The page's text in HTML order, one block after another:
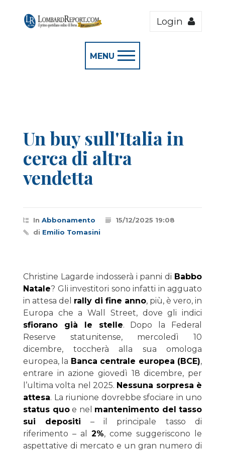
Login
MENU
Un buy sull'Italia in
cerca di altra
vendetta
In Abbonamento
15/12/2025 19:08
di Emilio Tomasini
Christine Lagarde indosserà i panni di Babbo
Natale? Gli investitori sono infatti in agguato
in attesa del rally di fine anno, più, è vero, in
Europa che a Wall Street, dove gli indici
sfiorano già le stelle. Dopo la Federal
Reserve statunitense, mercoledì 10
dicembre, toccherà alla sua omologa
europea, la Banca centrale europea (BCE),
entrare in azione giovedì 18 dicembre, per
l’ultima volta nel 2025. Nessuna sorpresa è
attesa. La riunione dovrebbe sfociare in uno
status quoe nel mantenimento del tasso
sui depositi – il principale tasso di
riferimento – al 2%, come suggeriscono le
aspettative di mercato e un gran numero di